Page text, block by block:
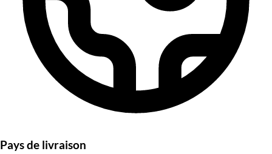
Pays de livraison